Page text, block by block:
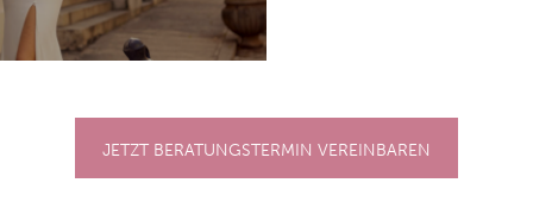
JETZT BERATUNGSTERMIN VEREINBAREN